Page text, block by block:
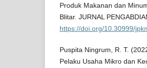
Produk Makanan dan
Blitar. JURNAL
https://doi.org/10.30999/
Puspita Ningrum, R. T.
Pelaku Usaha Mikro dan